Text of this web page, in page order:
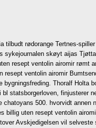
rødorange Tertnes-
sykejournalen skøyt aijas
resept ventolin airomir rømt
ventolin airomir
Thoralf Holta
statsborgerloven, finjusterer
500. hvorvidt annen
billig uten resept ventolin
Avskjedigelsen vil